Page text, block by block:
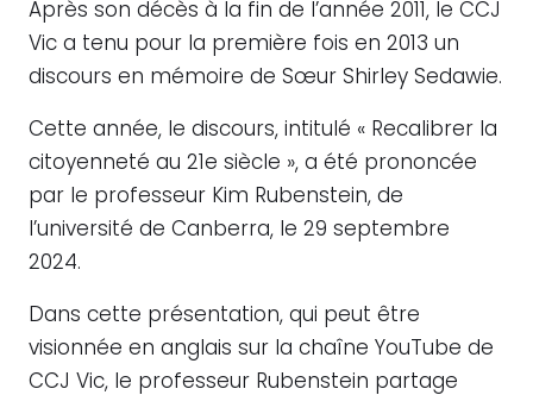
Après son décès à la fin de l’année 2011, le CCJ
Vic a tenu pour la première fois en 2013 un
discours en mémoire de Sœur Shirley Sedawie.
Cette année, le discours, intitulé « Recalibrer la
citoyenneté au 21e siècle », a été prononcée
par le professeur Kim Rubenstein, de
l’université de Canberra, le 29 septembre
2024.
Dans cette présentation, qui peut être
visionnée en anglais sur la chaîne YouTube de
CCJ Vic, le professeur Rubenstein partage